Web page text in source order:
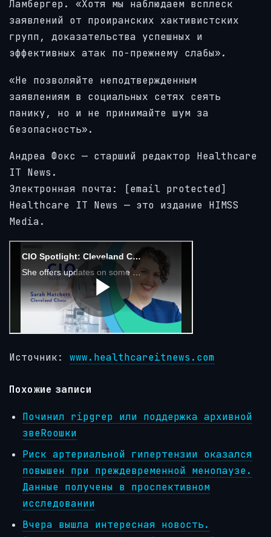
Ламбергер. «Хотя мы наблюдаем всплеск
заявлений от проиранских хактивистских
групп, доказательства успешных и
эффективных атак по-прежнему слабы».
«Не позволяйте неподтвержденным
заявлениям в социальных сетях сеять
панику, но и не принимайте шум за
безопасность».
Андреа Фокс — старший редактор Healthcare
IT News.
Электронная почта:
[email protected]
Healthcare IT News — это издание HIMSS
Media.
Источник: www.healthcareitnews.com
Похожие записи
Починил ripgrep или поддержка архивной
звеRooшки
Риск артериальной гипертензии оказался
повышен при преждевременной менопаузе.
Данные получены в проспективном
исследовании
Вчера вышла интересная новость.